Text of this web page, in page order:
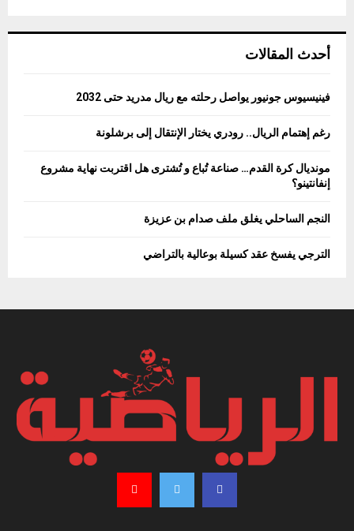
أحدث المقالات
فينيسيوس جونيور يواصل رحلته مع ريال مدريد حتى 2032
رغم إهتمام الريال.. رودري يختار الإنتقال إلى برشلونة
مونديال كرة القدم… صناعة تُباع و تُشترى هل اقتربت نهاية مشروع
إنفانتينو؟
النجم الساحلي يغلق ملف صدام بن عزيزة
الترجي يفسخ عقد كسيلة بوعالية بالتراضي